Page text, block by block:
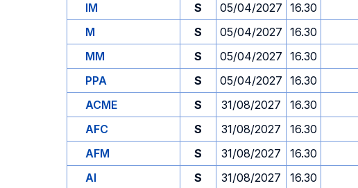
IM
S 05/04/2027 16.30
M
S 05/04/2027 16.30
MM
S 05/04/2027 16.30
PPA
S 05/04/2027 16.30
ACME
S 31/08/2027 16.30
AFC
S 31/08/2027 16.30
AFM
S 31/08/2027 16.30
AI
S 31/08/2027 16.30